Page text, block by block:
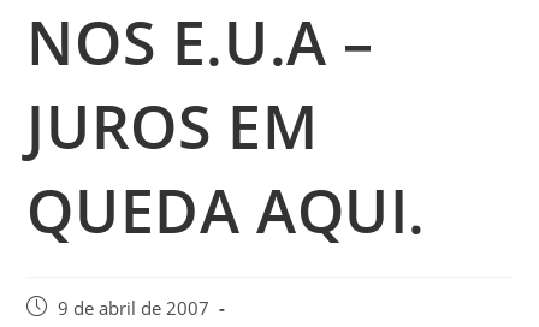
NOS E.U.A –
JUROS EM
QUEDA AQUI.
9 de abril de 2007